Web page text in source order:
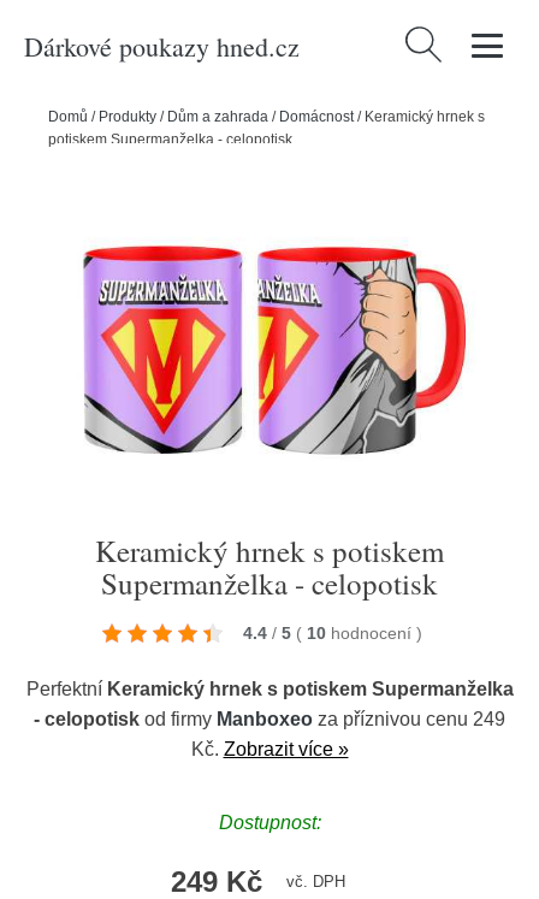
Dárkové poukazy hned.cz Vyhledávání
Domů / Produkty / Dům a zahrada / Domácnost/ Keramický hrnek s
potiskem Supermanželka - celopotisk
Keramický hrnek s potiskem
Supermanželka - celopotisk
4.4 / 5 ( 10 hodnocení )
Perfektní Keramický hrnek s potiskem Supermanželka
- celopotisk od firmy Manboxeo za příznivou cenu 249
Kč. Zobrazit více »
Dostupnost:
249 Kč vč. DPH